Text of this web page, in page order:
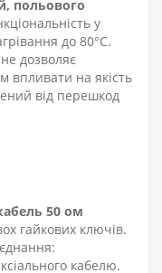
польового
у
до 80°С.
дозволяє
впливати на якість
від перешкод
50 ом
гайкових ключів.
кабелю.